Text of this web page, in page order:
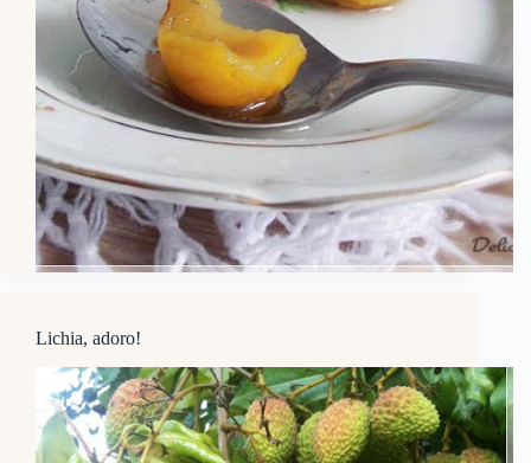
Lichia, adoro!